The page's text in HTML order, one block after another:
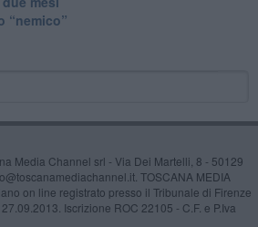
“nemico”
Media Channel srl - Via Dei Martelli, 8 - 50129
TOSCANA MEDIA
on line registrato presso il Tribunale di Firenze
Iscrizione ROC 22105 - C.F. e P.Iva